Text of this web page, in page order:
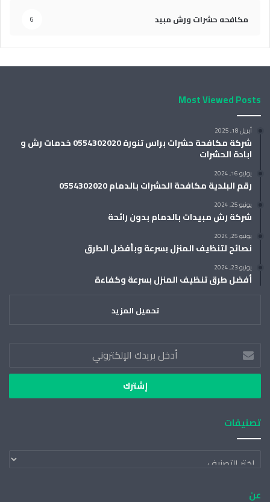
مكافحه حشرات ورش مبيد 6
Most Viewed Posts
أبريل 18, 2025
شركة مكافحة حشرات براس تنورة 0554302020 خدمات رش و
ابادة الحشرات
يوليو 16, 2024
رقم البلدية مكافحة الحشرات بالدمام 0554302020
يونيو 25, 2024
شركة رش مبيدات بالدمام بدون رائحة
يونيو 25, 2024
نصائح لتنظيف المنزل بسرعة وبأفضل الطرق
يونيو 23, 2024
أفضل طرق تنظيف المنزل بسرعة وكفاءة
تحميل المزيد
أدخل
بريدك
الإلكتروني
تصنيفات
عن